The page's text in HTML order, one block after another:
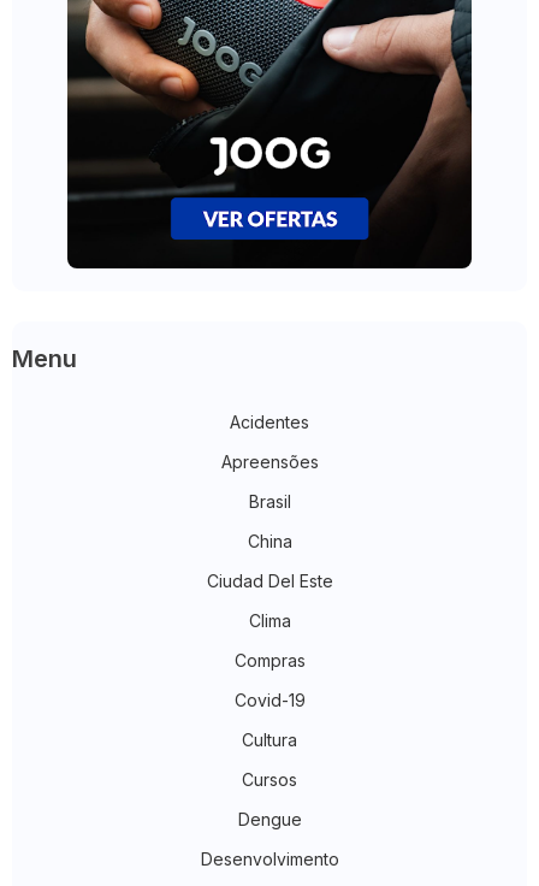
Menu
Acidentes
Apreensões
Brasil
China
Ciudad Del Este
Clima
Compras
Covid-19
Cultura
Cursos
Dengue
Desenvolvimento